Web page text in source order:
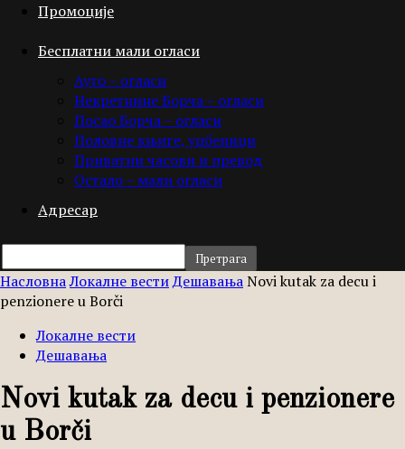
Промоције
Бесплатни мали огласи
Ауто – огласи
Некретнине Борча – огласи
Посао Борча – огласи
Половне књиге, уџбеници
Приватни часови и превод
Остало – мали огласи
Адресар
НасловнаЛокалне вестиДешавањаNovi kutak za decu i
penzionere u Borči
Локалне вести
Дешавања
Novi kutak za decu i penzionere
u Borči